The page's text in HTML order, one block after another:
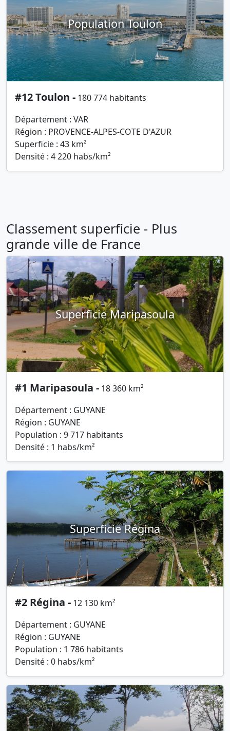
Population Toulon
#12 Toulon - 180 774 habitants
Département : VAR
Région : PROVENCE-ALPES-COTE D'AZUR
Superficie : 43 km²
Densité : 4 220 habs/km²
Classement superficie - Plus
grande ville de France
Superficie Maripasoula
#1 Maripasoula - 18 360 km²
Département : GUYANE
Région : GUYANE
Population : 9 717 habitants
Densité : 1 habs/km²
Superficie Régina
#2 Régina - 12 130 km²
Département : GUYANE
Région : GUYANE
Population : 1 786 habitants
Densité : 0 habs/km²